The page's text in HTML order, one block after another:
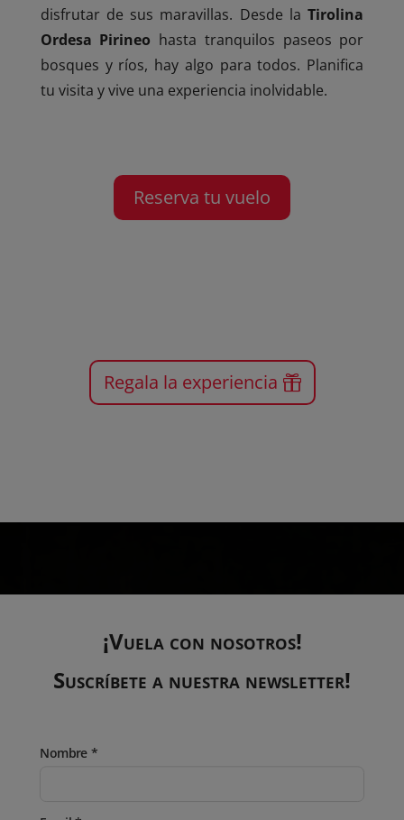
disfrutar de sus maravillas. Desde laTirolina
Ordesa Pirineo hasta tranquilos paseos por
bosques y ríos, hay algo para todos. Planifica
tu visita y vive una experiencia inolvidable.
Reserva tu vuelo
Regala la experiencia
¡Vuela con nosotros!
Suscríbete a nuestra newsletter!
Nombre *